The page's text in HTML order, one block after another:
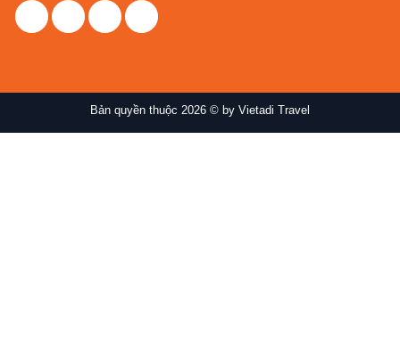
Bản quyền thuộc 2026 © by Vietadi Travel